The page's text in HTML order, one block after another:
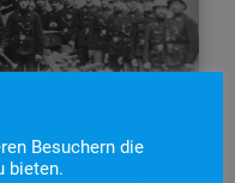
Besuchern die
bieten.